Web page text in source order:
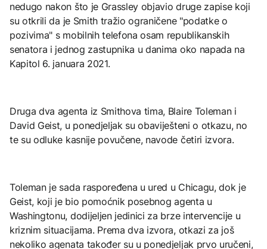
nedugo nakon što je Grassley objavio druge zapise koji
su otkrili da je Smith tražio ograničene "podatke o
pozivima" s mobilnih telefona osam republikanskih
senatora i jednog zastupnika u danima oko napada na
Kapitol 6. januara 2021.
Druga dva agenta iz Smithova tima, Blaire Toleman i
David Geist, u ponedjeljak su obaviješteni o otkazu, no
te su odluke kasnije povučene, navode četiri izvora.
Toleman je sada raspoređena u ured u Chicagu, dok je
Geist, koji je bio pomoćnik posebnog agenta u
Washingtonu, dodijeljen jedinici za brze intervencije u
kriznim situacijama. Prema dva izvora, otkazi za još
nekoliko agenata također su u ponedjeljak prvo uručeni,